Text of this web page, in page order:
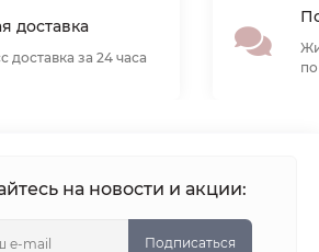
доставка
доставка за 24 часа
на новости и акции:
Подписаться